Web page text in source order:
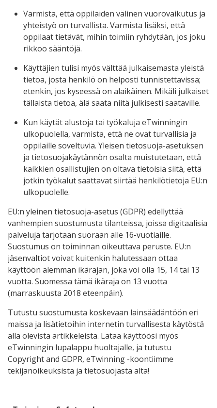
Varmista, että oppilaiden välinen vuorovaikutus ja
yhteistyö on turvallista. Varmista lisäksi, että
oppilaat tietävät, mihin toimiin ryhdytään, jos joku
rikkoo sääntöjä.
Käyttäjien tulisi myös välttää julkaisemasta yleistä
tietoa, josta henkilö on helposti tunnistettavissa;
etenkin, jos kyseessä on alaikäinen. Mikäli julkaiset
tällaista tietoa, älä saata niitä julkisesti saataville.
Kun käytät alustoja tai työkaluja eTwinningin
ulkopuolella, varmista, että ne ovat turvallisia ja
oppilaille soveltuvia. Yleisen tietosuoja-asetuksen
ja tietosuojakäytännön osalta muistutetaan, että
kaikkien osallistujien on oltava tietoisia siitä, että
jotkin työkalut saattavat siirtää henkilötietoja EU:n
ulkopuolelle.
EU:n yleinen tietosuoja-asetus (GDPR) edellyttää
vanhempien suostumusta tilanteissa, joissa digitaalisia
palveluja tarjotaan suoraan alle 16-vuotiaille.
Suostumus on toiminnan oikeuttava peruste. EU:n
jäsenvaltiot voivat kuitenkin halutessaan ottaa
käyttöön alemman ikärajan, joka voi olla 15, 14 tai 13
vuotta. Suomessa tämä ikäraja on 13 vuotta
(marraskuusta 2018 eteenpäin).
Tutustu suostumusta koskevaan lainsäädäntöön eri
maissa ja lisätietoihin internetin turvallisesta käytöstä
alla olevista artikkeleista. Lataa käyttöösi myös
eTwinningin lupalappu huoltajalle, ja tutustu
Copyright and GDPR, eTwinning -koontiimme
tekijänoikeuksista ja tietosuojasta alta!